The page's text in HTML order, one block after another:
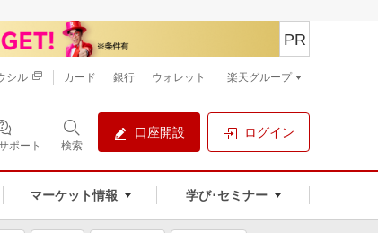
ポート 検索
口座開設 ログイン
マーケット情報 学び･セミナー
PR
シル カード 銀行 ウォレット 楽天グループ